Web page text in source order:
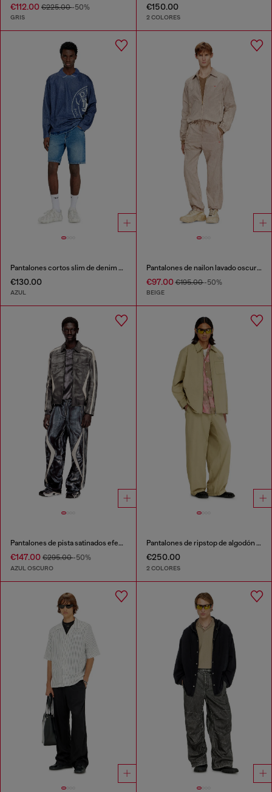
€112.00 €225.00-50%
GRIS
€150.00
2 COLORES
Pantalones cortos slim de denim de lavado oscuro
€130.00
AZUL
Pantalones de nailon lavado oscuro con bandas laterales
€97.00€195.00-50%
BEIGE
Pantalones de pista satinados efecto trompe l'oeil estilo biker
€147.00 €295.00-50%
AZUL OSCURO
Pantalones de ripstop de algodón con hebillas laterales
€250.00
2 COLORES